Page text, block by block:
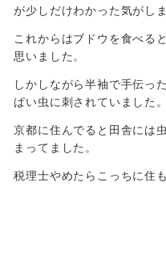
が少しだけわかった気がしま
これからはブドウを食べる
思いました。
しかしながら半袖で手伝っ
ぱい虫に刺されていました。
京都に住んでると田舎には
まってました。
税理士やめたらこっちに住